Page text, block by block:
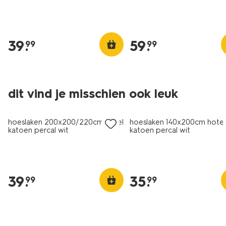
39.
99 59.
99
dit vind je misschien ook leuk
30% korting
met je HEMA pas
hoeslaken 200x200/220cm hotel
katoen percal wit
39.
99
30% korting
met je HEMA pas
hoeslaken 140x200cm hotel
katoen percal wit
35.
99